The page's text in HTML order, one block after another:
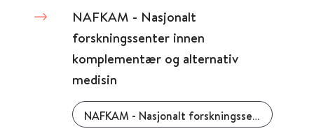
NAFKAM - Nasjonalt
forskningssenter innen
komplementær og alternativ
medisin
NAFKAM - Nasjonalt forskningssenter innen komplementær og alternativ medisin